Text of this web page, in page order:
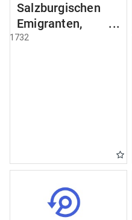
Salzburgischen
Emigranten,
welche nach
1732